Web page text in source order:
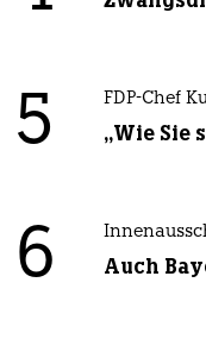
5 FDP-Chef
„Wie Sie
6 Auch